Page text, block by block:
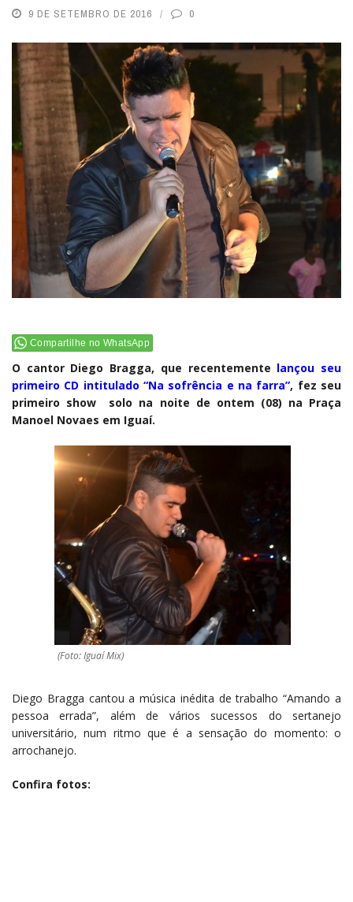
9 DE SETEMBRO DE 2016 0
Compartilhe no WhatsApp
O cantor Diego Bragga, que recentemente lançou seu
primeiro CD intitulado “Na sofrência e na farra”, fez seu
primeiro show solo na noite de ontem (08) na Praça
Manoel Novaes em Iguaí.
(Foto: Iguaí Mix)
Diego Bragga cantou a música inédita de trabalho “Amando a
pessoa errada”, além de vários sucessos do sertanejo
universitário, num ritmo que é a sensação do momento: o
arrochanejo.
Confira fotos: